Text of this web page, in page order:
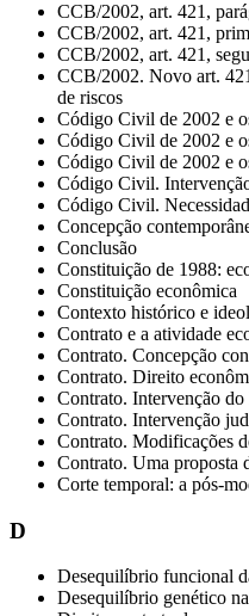
CCB/2002, art. 421,
CCB/2002, art. 421,
CCB/2002, art. 421,
CCB/2002. Novo art.
de riscos
Código Civil de 2002 e
Código Civil de 2002 e
Código Civil de 2002 e
Código Civil.
Código Civil.
Concepção
Conclusão
Constituição de 1988:
Constituição econômica
Contexto histórico e
Contrato e a atividade
Contrato. Concepção
Contrato. Direito
Contrato. Intervenção
Contrato. Intervenção
Contrato. Modificações
Contrato. Uma proposta
Corte temporal: a pós-
D
Desequilíbrio funcional
Desequilíbrio genético